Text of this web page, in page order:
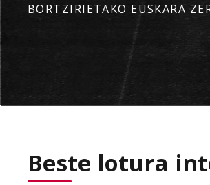
BORTZIRIETAKO EUSKARA
Beste lotura